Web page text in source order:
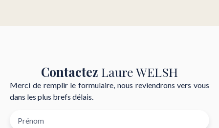
Contactez Laure WELSH
Merci de remplir le formulaire, nous reviendrons vers vous
dans les plus brefs délais.
Prénom